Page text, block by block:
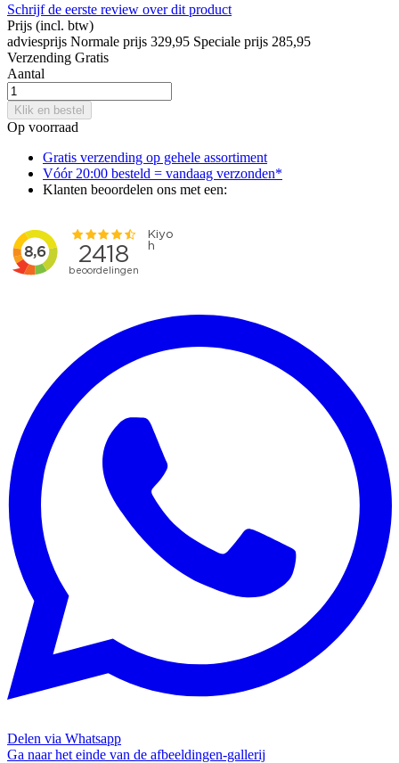
Schrijf de eerste review over dit product
Prijs (incl. btw)
adviesprijs Normale prijs 329,95 Speciale prijs 285,95
Verzending Gratis
Aantal
Klik en bestel
Op voorraad
Gratis verzending op gehele assortiment
Vóór 20:00 besteld = vandaag verzonden*
Klanten beoordelen ons met een:
Delen via Whatsapp
Ga naar het einde van de afbeeldingen-gallerij